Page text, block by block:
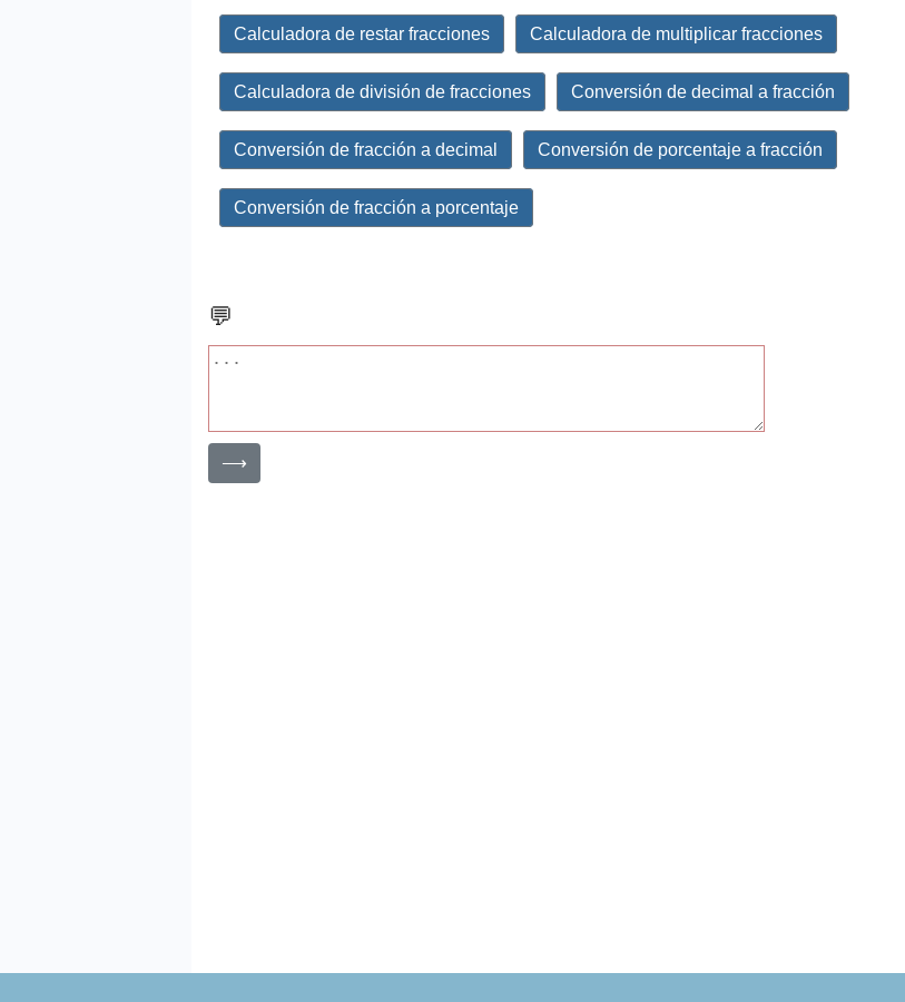
Calculadora de restar fracciones Calculadora de multiplicar fracciones
Calculadora de división de fracciones Conversión de decimal a fracción
Conversión de fracción a decimal Conversión de porcentaje a fracción
Conversión de fracción a porcentaje
💬
⟶